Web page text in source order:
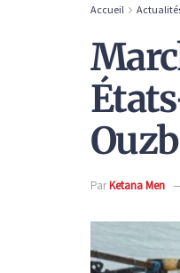
Accueil
ParKetana Men